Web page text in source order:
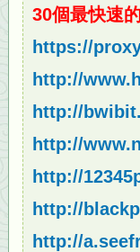
30個最快速
https://
http://
http://
http://
http://
http://
http://